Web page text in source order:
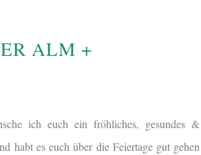
ALM +
ich euch ein fröhliches, gesundes &
habt es euch über die Feiertage gut gehen